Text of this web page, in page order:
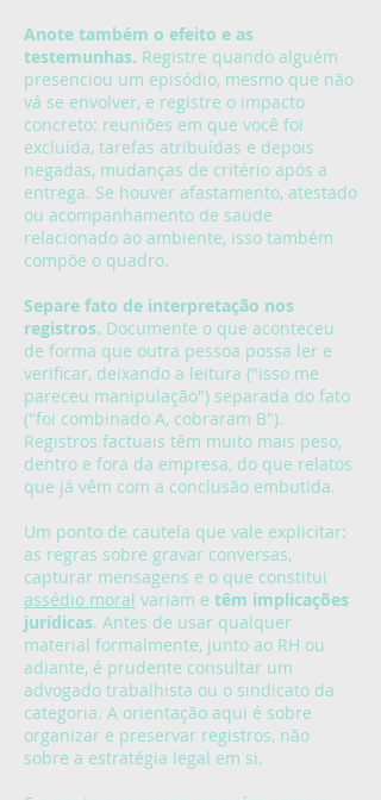
Anote também o efeito e as
testemunhas. Registre quando alguém
presenciou um episódio, mesmo que não
vá se envolver, e registre o impacto
concreto: reuniões em que você foi
excluída, tarefas atribuídas e depois
negadas, mudanças de critério após a
entrega. Se houver afastamento, atestado
ou acompanhamento de saúde
relacionado ao ambiente, isso também
compõe o quadro.
Separe fato de interpretação nos
registros. Documente o que aconteceu
de forma que outra pessoa possa ler e
verificar, deixando a leitura ("isso me
pareceu manipulação") separada do fato
("foi combinado A, cobraram B").
Registros factuais têm muito mais peso,
dentro e fora da empresa, do que relatos
que já vêm com a conclusão embutida.
Um ponto de cautela que vale explicitar:
as regras sobre gravar conversas,
capturar mensagens e o que constitui
assédio moral variam e têm implicações
jurídicas. Antes de usar qualquer
material formalmente, junto ao RH ou
adiante, é prudente consultar um
advogado trabalhista ou o sindicato da
categoria. A orientação aqui é sobre
organizar e preservar registros, não
sobre a estratégia legal em si.